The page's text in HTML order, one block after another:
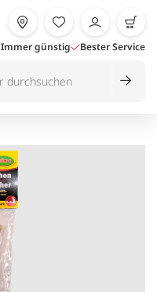
Immer günstig Bester Service